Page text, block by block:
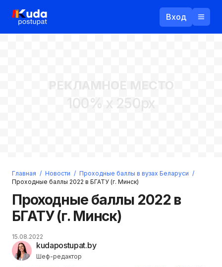
Вход
Войти
Регистрация
Прислать пароль
РЕКЛАМНОЕ МЕСТО
100% x 250px
Главная / Новости / Проходные баллы в вузах Беларуси /
Проходные баллы 2022 в БГАТУ (г. Минск)
Проходные баллы 2022 в
БГАТУ (г. Минск)
kudapostupat.by
Шеф-редактор
15.08.2022